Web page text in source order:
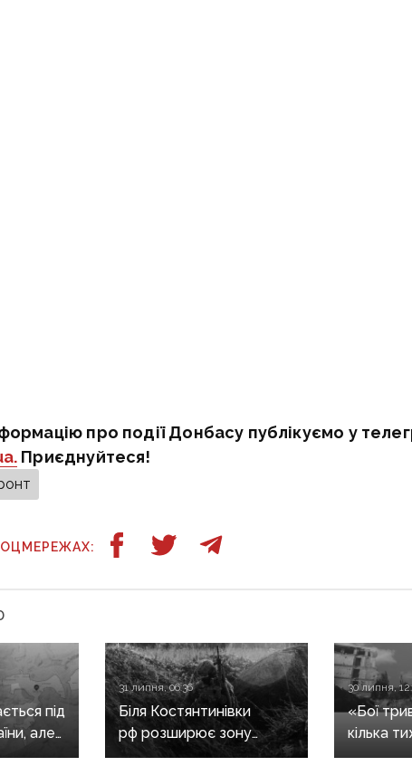
про події Донбасу публікуємо у
Приєднуйтеся!
під
але
31 липня, 06:36
Біля Костянтинівки
рф розширює зону
контролю, а під
30 липня,
«Бої
кілька
не